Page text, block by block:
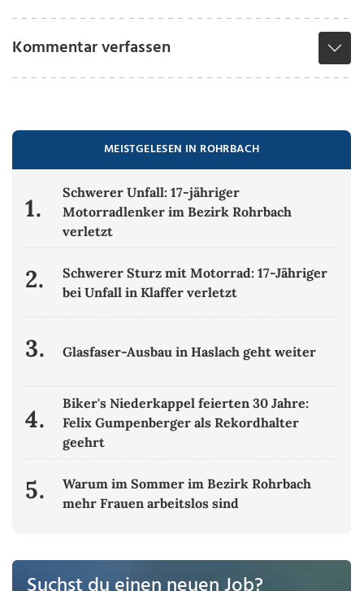
Kommentar verfassen
MEISTGELESEN IN ROHRBACH
1.
Schwerer Unfall: 17-jähriger
Motorradlenker im Bezirk Rohrbach
verletzt
2.
Schwerer Sturz mit Motorrad: 17-Jähriger
bei Unfall in Klaffer verletzt
3. Glasfaser-Ausbau in Haslach geht weiter
4.
Biker's Niederkappel feierten 30 Jahre:
Felix Gumpenberger als Rekordhalter
geehrt
5.
Warum im Sommer im Bezirk Rohrbach
mehr Frauen arbeitslos sind